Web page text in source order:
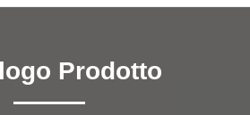
Prodotto